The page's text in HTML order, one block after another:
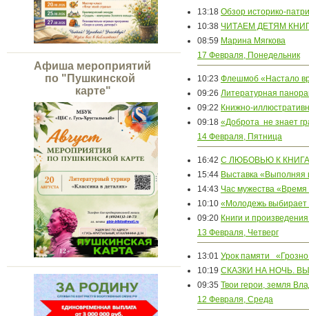
Афиша мероприятий
по "Пушкинской
карте"
13:18 Обзор историко-
10:38 ЧИТАЕМ ДЕТЯМ
08:59 Марина Мягкова
17 Февраля, Понедельник
10:23 Флешмоб «Настало
09:26 Литературная
09:22 Книжно-
09:18 «Доброта не знает
14 Февраля, Пятница
16:42 С ЛЮБОВЬЮ К
15:44 Выставка «Выполняя
14:43 Час мужества
10:10 «Молодежь выбирает
09:20 Книги и
13 Февраля, Четверг
13:01 Урок памяти «Грозно
10:19 СКАЗКИ НА НОЧЬ.
09:35 Твои герои, земля
12 Февраля, Среда